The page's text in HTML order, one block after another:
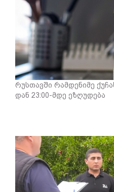
რუსთავში რამდენიმე
დან 23:00-მდე ეზღუდება